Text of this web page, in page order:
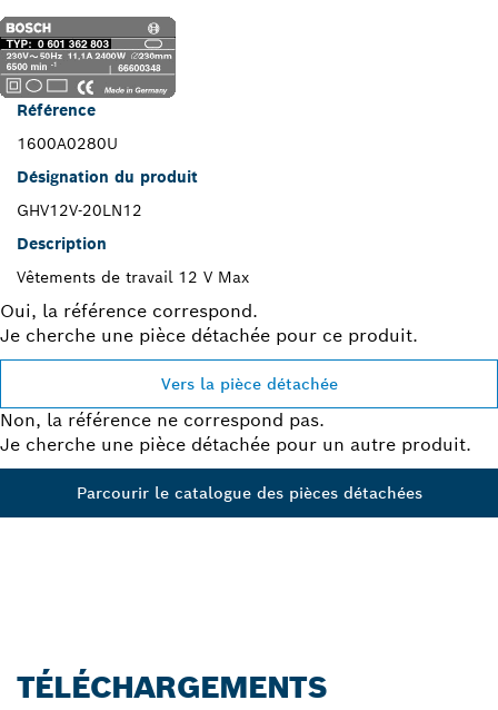
Référence
1600A0280U
Désignation du produit
GHV12V-20LN12
Description
Vêtements de travail 12 V Max
Oui, la référence correspond.
Je cherche une pièce détachée pour ce produit.
Vers la pièce détachée
Non, la référence ne correspond pas.
Je cherche une pièce détachée pour un autre produit.
Parcourir le catalogue des pièces détachées
TÉLÉCHARGEMENTS